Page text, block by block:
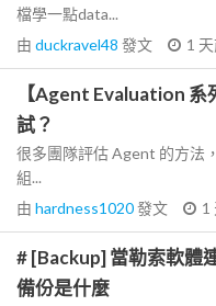
檔學一點data...
由 duckravel48 發文 1
【Agent Evaluation
試？
很多團隊評估 Agent 的方法
組...
由 hardness1020發文 1
# [Backup] 當勒索軟體
備份是什麼